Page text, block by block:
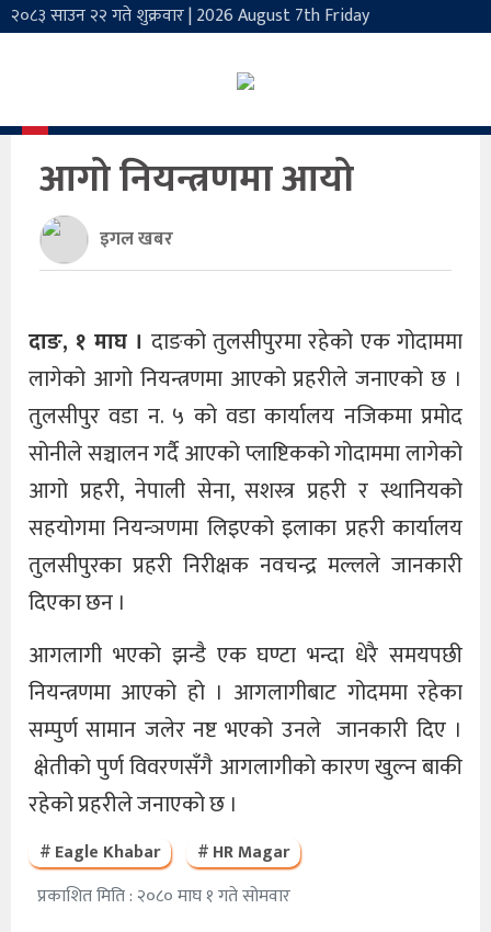
२०८३ साउन २२ गते शुक्रवार|2026 August 7th Friday
मुख्य
राजनीति
समाज
अर्थतन्त्र
खेलकुद
अन्तर्वार्ता
मनोरन्जन
थप अरु
आगो नियन्त्रणमा आयो
इगल खबर
दाङ, १ माघ । दाङको तुलसीपुरमा रहेको एक गोदाममा
लागेको आगो नियन्त्रणमा आएको प्रहरीले जनाएको छ ।
तुलसीपुर वडा न. ५ को वडा कार्यालय नजिकमा प्रमोद
सोनीले सञ्चालन गर्दै आएको प्लाष्टिकको गोदाममा लागेको
आगो प्रहरी, नेपाली सेना, सशस्त्र प्रहरी र स्थानियको
सहयोगमा नियन्ञणमा लिइएको इलाका प्रहरी कार्यालय
तुलसीपुरका प्रहरी निरीक्षक नवचन्द्र मल्लले जानकारी
दिएका छन ।
आगलागी भएको झन्डै एक घण्टा भन्दा धेरै समयपछी
नियन्त्रणमा आएको हो । आगलागीबाट गोदममा रहेका
सम्पुर्ण सामान जलेर नष्ट भएको उनले जानकारी दिए ।
क्षेतीको पुर्ण विवरणसँगै आगलागीको कारण खुल्न बाकी
रहेको प्रहरीले जनाएको छ ।
Eagle Khabar
HR Magar
प्रकाशित मिति : २०८० माघ १ गते सोमवार